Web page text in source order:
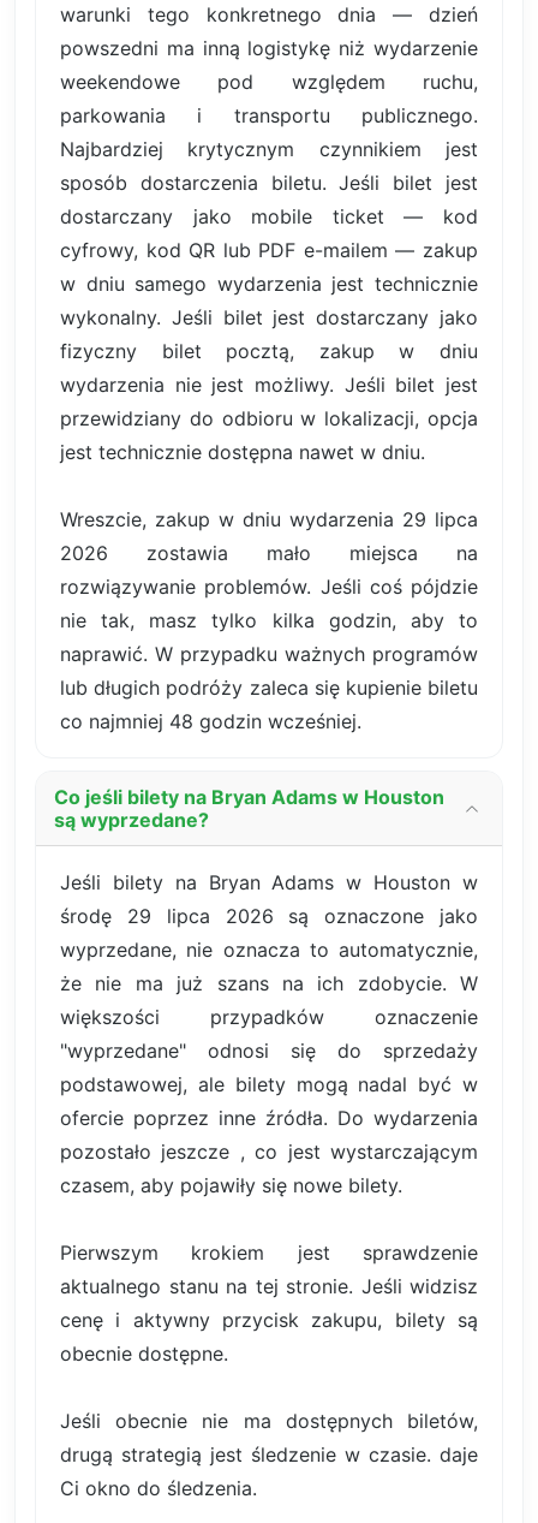
warunki tego konkretnego dnia — dzień
powszedni ma inną logistykę niż wydarzenie
weekendowe pod względem ruchu,
parkowania i transportu publicznego.
Najbardziej krytycznym czynnikiem jest
sposób dostarczenia biletu. Jeśli bilet jest
dostarczany jako mobile ticket — kod
cyfrowy, kod QR lub PDF e-mailem — zakup
w dniu samego wydarzenia jest technicznie
wykonalny. Jeśli bilet jest dostarczany jako
fizyczny bilet pocztą, zakup w dniu
wydarzenia nie jest możliwy. Jeśli bilet jest
przewidziany do odbioru w lokalizacji, opcja
jest technicznie dostępna nawet w dniu.
Wreszcie, zakup w dniu wydarzenia 29 lipca
2026 zostawia mało miejsca na
rozwiązywanie problemów. Jeśli coś pójdzie
nie tak, masz tylko kilka godzin, aby to
naprawić. W przypadku ważnych programów
lub długich podróży zaleca się kupienie biletu
co najmniej 48 godzin wcześniej.
Co jeśli bilety na Bryan Adams w Houston
są wyprzedane?
Jeśli bilety na Bryan Adams w Houston w
środę 29 lipca 2026 są oznaczone jako
wyprzedane, nie oznacza to automatycznie,
że nie ma już szans na ich zdobycie. W
większości przypadków oznaczenie
"wyprzedane" odnosi się do sprzedaży
podstawowej, ale bilety mogą nadal być w
ofercie poprzez inne źródła. Do wydarzenia
pozostało jeszcze , co jest wystarczającym
czasem, aby pojawiły się nowe bilety.
Pierwszym krokiem jest sprawdzenie
aktualnego stanu na tej stronie. Jeśli widzisz
cenę i aktywny przycisk zakupu, bilety są
obecnie dostępne.
Jeśli obecnie nie ma dostępnych biletów,
drugą strategią jest śledzenie w czasie. daje
Ci okno do śledzenia.